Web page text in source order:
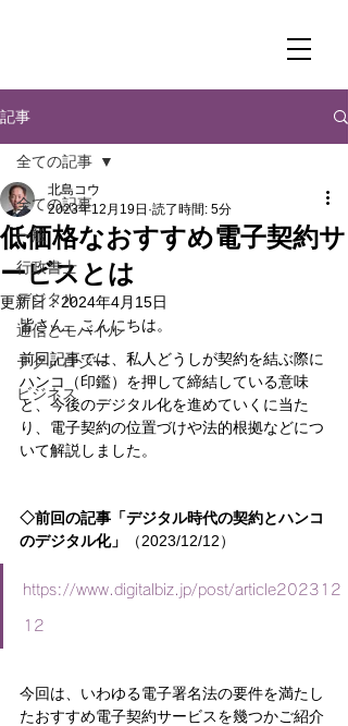
記事
全ての記事
一般
行政書士
デジタル
通信とモバイル
テクノロジー
ビジネス
全ての記事
低価格なおすすめ電子契約サ
ービスとは
北島コウ
2023年12月19日 読了時間: 5分
更新日：2024年4月15日
皆さん、こんにちは。
前回記事では、私人どうしが契約を結ぶ際に
ハンコ（印鑑）を押して締結している意味
と、今後のデジタル化を進めていくに当た
り、電子契約の位置づけや法的根拠などにつ
いて解説しました。
◇前回の記事「デジタル時代の契約とハンコ
のデジタル化」
（2023/12/12）
https://www.digitalbiz.jp/post/article202312
12
今回は、いわゆる電子署名法の要件を満たし
たおすすめ電子契約サービスを幾つかご紹介